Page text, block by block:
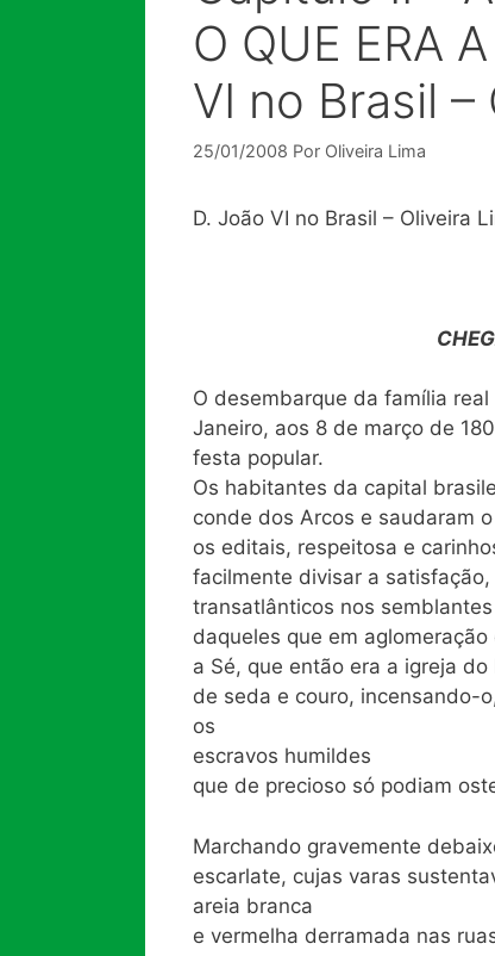
O QUE ERA
VI no Brasil –
25/01/2008 Por Oliveira Lima
D. João VI no Brasil – Oliveira
O desembarque da família
Janeiro, aos 8 de março de
festa popular.
Os habitantes da capital
conde dos Arcos e saudaram
os editais, respeitosa e
facilmente divisar a
transatlânticos nos semblantes
daqueles que em
a Sé, que então era a igreja
de seda e couro, incensando-
os
escravos humildes
que de precioso só podiam
Marchando gravemente
escarlate, cujas varas
areia branca
e vermelha derramada nas